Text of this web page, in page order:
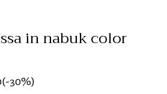
in nabuk color
(-30%)